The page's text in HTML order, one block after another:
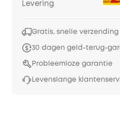
Levering
Gratis, snelle verzending
30 dagen geld-terug-
Probleemloze garantie
Levenslange